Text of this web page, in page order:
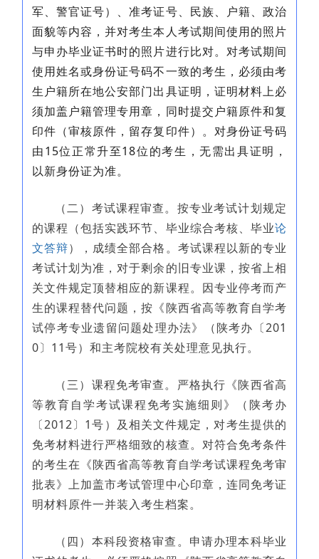
军、警官证号）、准考证号、民族、户籍、政治
面貌等内容，并对考生本人考试期间使用的照片
与申办毕业证书时的照片进行比对。对考试期间
使用姓名或身份证号码不一致的考生，必须由考
生户籍所在地公安部门出具证明，证明材料上必
须加盖户籍管理专用章，同时提交户籍原件和复
印件（审核原件，留存复印件）。对身份证号码
由15位正常升至18位的考生，无需出具证明，
以新身份证为准。
（二）考试课程审查。按专业考试计划规定
的课程（包括实践环节、毕业综合考核、毕业论
文答辩），成绩全部合格。考试课程以新的专业
考试计划为准，对于剩余的旧专业课，按省上相
关文件规定顶替相应的新课程。因专业停考而产
生的课程替代问题，按《陕西省高等教育自学考
试停考专业遗留问题处理办法》（陕考办〔201
0〕11号）和主考院校有关处理意见执行。
（三）课程免考审查。严格执行《陕西省高
等教育自学考试课程免考实施细则》（陕考办
〔2012〕1号）及相关文件规定，对考生提供的
免考材料进行严格细致的核查。对符合免考条件
的考生在《陕西省高等教育自学考试课程免考审
批表》上加盖市考试管理中心印章，连同免考证
明材料原件一并装入考生档案。
（四）本科段资格审查。申请办理本科毕业